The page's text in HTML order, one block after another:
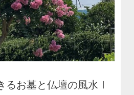
るお墓と仏壇の風水Ⅰ